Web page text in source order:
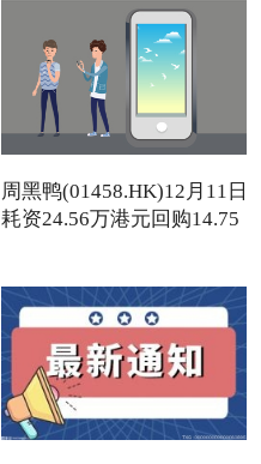
周黑鸭(01458.HK)12月11日
耗资24.56万港元回购14.75